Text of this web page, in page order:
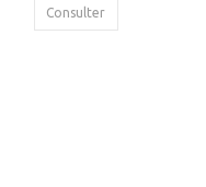
Consulter